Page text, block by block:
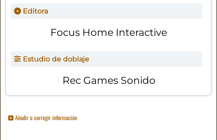
Editora
Focus Home Interactive
Estudio de doblaje
Rec Games Sonido
Añadir o corregir información